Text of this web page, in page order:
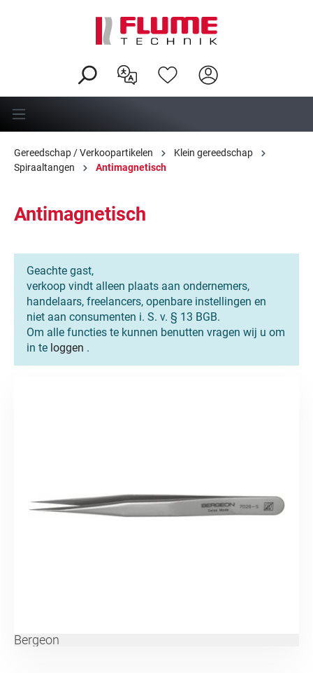
Gereedschap / Verkoopartikelen
Klein gereedschap
Spiraaltangen
Antimagnetisch
Antimagnetisch
Geachte gast,
verkoop vindt alleen plaats aan ondernemers,
handelaars, freelancers, openbare instellingen en
niet aan consumenten i. S. v. § 13 BGB.
Om alle functies te kunnen benutten vragen wij u om
in te loggen .
Bergeon